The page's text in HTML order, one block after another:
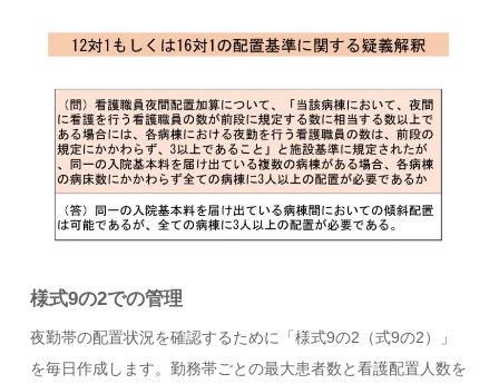
様式9の2での管理
夜勤帯の配置状況を確認するために「様式9の2（式9の2）」
を毎日作成します。勤務帯ごとの最大患者数と看護配置人数を